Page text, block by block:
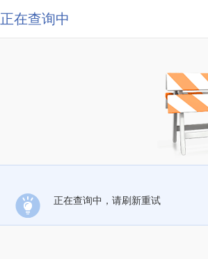
正在查询中
正在查询中，请刷新重试